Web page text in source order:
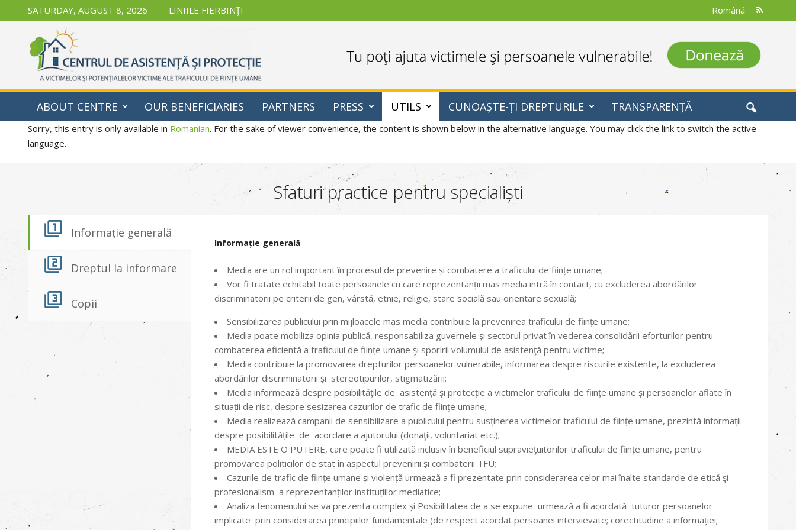
SATURDAY, AUGUST 8, 2026 LINIILE FIERBINŢI Română
CAPMD
ABOUT CENTRE OUR BENEFICIARIES PARTNERS PRESS UTILS CUNOAȘTE-ȚI DREPTURILE TRANSPARENȚĂ
Sorry, this entry is only available in Romanian. For the sake of viewer convenience, the content is shown below in the alternative language. You may click the link to switch the active
language.
Sfaturi practice pentru specialiști
Informație generală
Dreptul la informare
Copii
Informație generală
Media are un rol important în procesul de prevenire și combatere a traficului de ființe umane;
Vor fi tratate echitabil toate persoanele cu care reprezentanții mas media intră în contact, cu excluderea abordărilor
discriminatorii pe criterii de gen, vârstă, etnie, religie, stare socială sau orientare sexuală;
Sensibilizarea publicului prin mijloacele mas media contribuie la prevenirea traficului de ființe umane;
Media poate mobiliza opinia publică, responsabiliza guvernele şi sectorul privat în vederea consolidării eforturilor pentru
combaterea eficientă a traficului de ființe umane şi sporirii volumului de asistenţă pentru victime;
Media contribuie la promovarea drepturilor persoanelor vulnerabile, informarea despre riscurile existente, la excluderea
abordărilor discriminatorii și stereotipurilor, stigmatizării;
Media informează despre posibilitățile de asistență și protecție a victimelor traficului de ființe umane și persoanelor aflate în
situații de risc, despre sesizarea cazurilor de trafic de ființe umane;
Media realizează campanii de sensibilizare a publicului pentru susținerea victimelor traficului de ființe umane, prezintă informații
despre posibilitățile de acordare a ajutorului (donaţii, voluntariat etc.);
MEDIA ESTE O PUTERE, care poate fi utilizată inclusiv în beneficiul supravieţuitorilor traficului de ființe umane, pentru
promovarea politicilor de stat în aspectul prevenirii și combaterii TFU;
Cazurile de trafic de ființe umane și violență urmează a fi prezentate prin considerarea celor mai înalte standarde de etică şi
profesionalism a reprezentanților instituțiilor mediatice;
Analiza fenomenului se va prezenta complex și Posibilitatea de a se expune urmează a fi acordată tuturor persoanelor
implicate prin considerarea principiilor fundamentale (de respect acordat persoanei intervievate; corectitudine a informației;